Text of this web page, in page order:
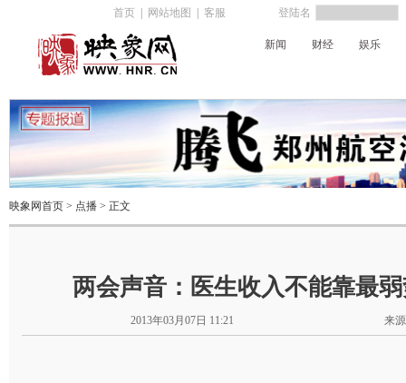
首页 网站地图 客服 登陆名
新闻 财经 娱乐
映象网首页 > 点播 > 正文
两会声音：医生收入不能靠最
2013年03月07日 11:21 来